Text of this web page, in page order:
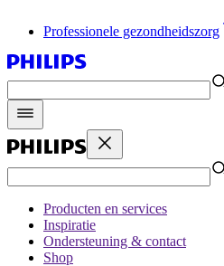
Professionele gezondheidszorg
Producten en services
Inspiratie
Ondersteuning & contact
Shop